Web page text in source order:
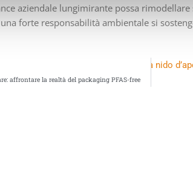
aziendale lungimirante possa
forte responsabilità ambientale si
affrontare la realtà del packaging PFAS-free
agli imballaggi in carta a nido